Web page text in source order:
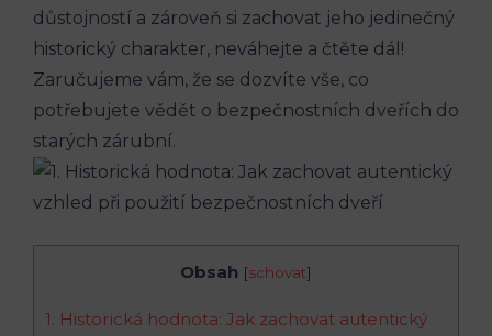
důstojností a zároveň si zachovat jeho jedinečný
historický charakter, neváhejte a čtěte dál!
Zaručujeme vám, že se dozvíte vše, co
potřebujete vědět o bezpečnostních dveřích do
starých zárubní.
Obsah [schovat]
1. Historická hodnota: Jak zachovat autentický